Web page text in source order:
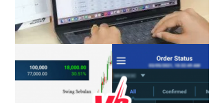
Pelaburan Saham Bukan Untuk Mereka Yang
Suka ‘Stress’